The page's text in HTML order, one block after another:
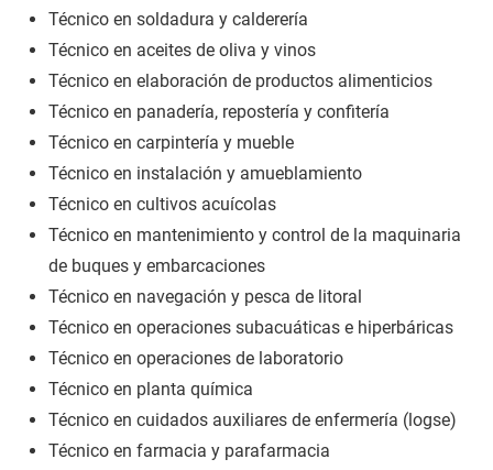
Técnico en soldadura y calderería
Técnico en aceites de oliva y vinos
Técnico en elaboración de productos alimenticios
Técnico en panadería, repostería y confitería
Técnico en carpintería y mueble
Técnico en instalación y amueblamiento
Técnico en cultivos acuícolas
Técnico en mantenimiento y control de la maquinaria
de buques y embarcaciones
Técnico en navegación y pesca de litoral
Técnico en operaciones subacuáticas e hiperbáricas
Técnico en operaciones de laboratorio
Técnico en planta química
Técnico en cuidados auxiliares de enfermería (logse)
Técnico en farmacia y parafarmacia